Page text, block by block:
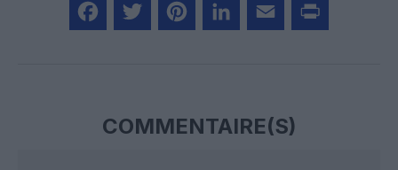
COMMENTAIRE(S)